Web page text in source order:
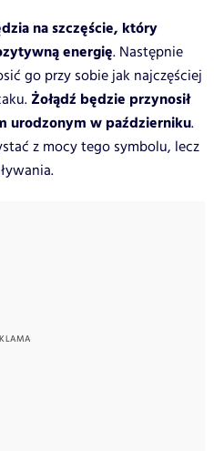
na szczęście, który
energię. Następnie
go przy sobie jak najczęściej
Żołądź będzie przynosił
urodzonym w październiku.
z mocy tego symbolu, lecz